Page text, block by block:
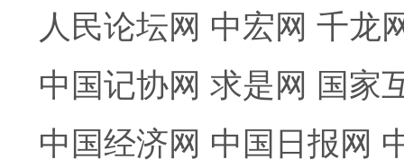
人民论坛网 中宏网 千龙
中国记协网 求是网 国家
中国经济网 中国日报网